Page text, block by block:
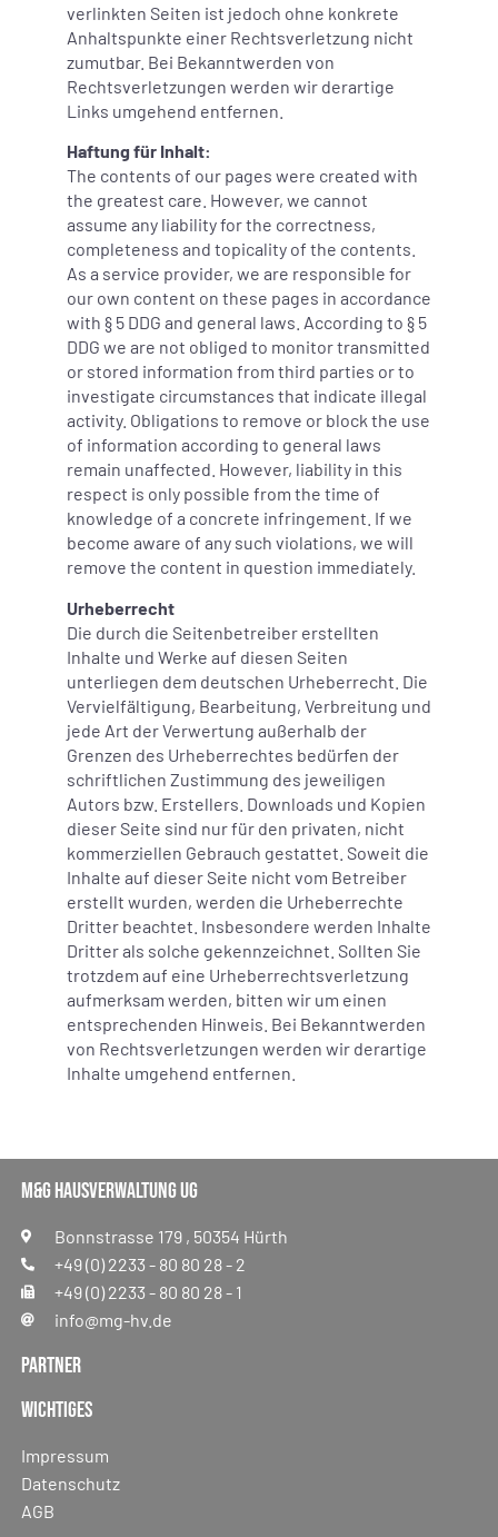
verlinkten Seiten ist jedoch ohne konkrete
Anhaltspunkte einer Rechtsverletzung nicht
zumutbar. Bei Bekanntwerden von
Rechtsverletzungen werden wir derartige
Links umgehend entfernen.
Haftung für Inhalt:
The contents of our pages were created with
the greatest care. However, we cannot
assume any liability for the correctness,
completeness and topicality of the contents.
As a service provider, we are responsible for
our own content on these pages in accordance
with § 5 DDG and general laws. According to § 5
DDG we are not obliged to monitor transmitted
or stored information from third parties or to
investigate circumstances that indicate illegal
activity. Obligations to remove or block the use
of information according to general laws
remain unaffected. However, liability in this
respect is only possible from the time of
knowledge of a concrete infringement. If we
become aware of any such violations, we will
remove the content in question immediately.
Urheberrecht
Die durch die Seitenbetreiber erstellten
Inhalte und Werke auf diesen Seiten
unterliegen dem deutschen Urheberrecht. Die
Vervielfältigung, Bearbeitung, Verbreitung und
jede Art der Verwertung außerhalb der
Grenzen des Urheberrechtes bedürfen der
schriftlichen Zustimmung des jeweiligen
Autors bzw. Erstellers. Downloads und Kopien
dieser Seite sind nur für den privaten, nicht
kommerziellen Gebrauch gestattet. Soweit die
Inhalte auf dieser Seite nicht vom Betreiber
erstellt wurden, werden die Urheberrechte
Dritter beachtet. Insbesondere werden Inhalte
Dritter als solche gekennzeichnet. Sollten Sie
trotzdem auf eine Urheberrechtsverletzung
aufmerksam werden, bitten wir um einen
entsprechenden Hinweis. Bei Bekanntwerden
von Rechtsverletzungen werden wir derartige
Inhalte umgehend entfernen.
M&G Hausverwaltung UG
Bonnstrasse 179 , 50354 Hürth
+49 (0) 2233 - 80 80 28 - 2
+49 (0) 2233 - 80 80 28 - 1
info@mg-hv.de
Partner
Wichtiges
Impressum
Datenschutz
AGB